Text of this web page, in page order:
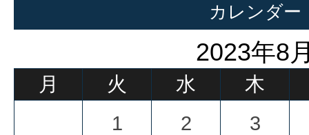
カレンダー
2023年8
月 火 水
木
1
2 3